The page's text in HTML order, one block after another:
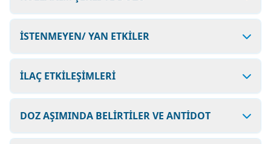
İSTENMEYEN/ YAN ETKİLER
İLAÇ ETKİLEŞİMLERİ
DOZ AŞIMINDA BELİRTİLER VE ANTİDOT